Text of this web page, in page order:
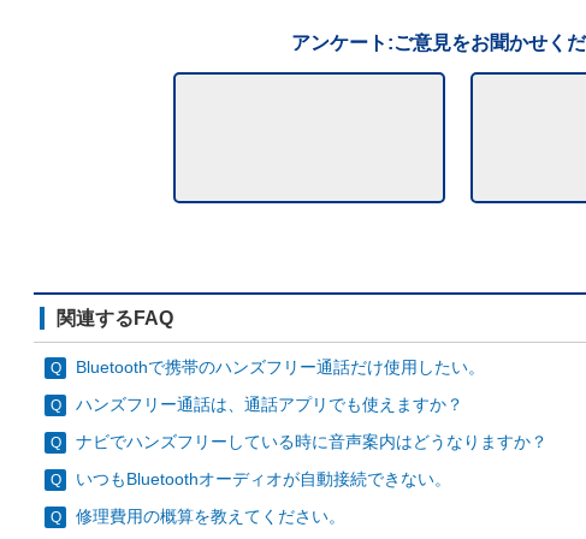
アンケート:ご意見をお聞かせく
関連するFAQ
Bluetoothで携帯のハンズフリー通話だけ使用したい。
ハンズフリー通話は、通話アプリでも使えますか？
ナビでハンズフリーしている時に音声案内はどうなりますか？
いつもBluetoothオーディオが自動接続できない。
修理費用の概算を教えてください。